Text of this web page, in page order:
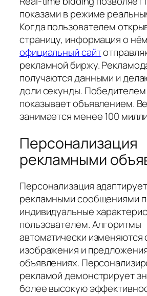
показами в режиме
Когда пользователем
страницу, информация о нём
официальный сайт
рекламной биржу.
получаются данными и
доли секунды.
показывает объявлением.
занимается менее 100
Персонализация
рекламными
Персонализация
рекламными сообщениями
индивидуальные
пользователем. Алгоритмы
автоматически изменяются
изображения и
объявлениях.
рекламой демонстрирует
более высокую